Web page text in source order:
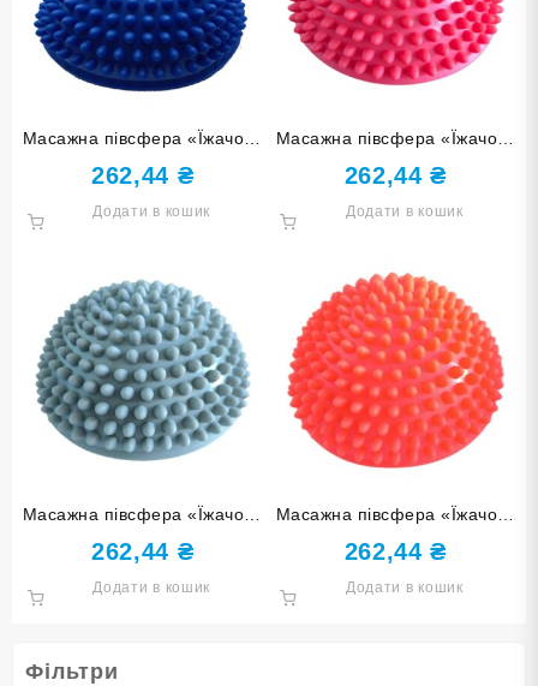
Фільтри
Масажна півсфера «Їжачок»
синя YJ-D2-blue
262,44 ₴
Додати в кошик
Масажна півсфера «Їжачок»
червона YJ-D2-red
262,44₴
Додати в кошик
Масажна півсфера «Їжачок»
сіра YJ-D2-grey
262,44 ₴
Додати в кошик
Масажна півсфера «Їжачок»
оранжева YJ-D2-orange
262,44₴
Додати в кошик